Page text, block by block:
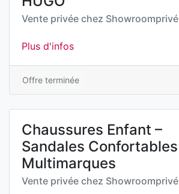
Vente privée chez Showroomprivé
Plus d'infos
Offre terminée
Chaussures Enfant –
Sandales Confortables
Multimarques
Vente privée chez Showroomprivé